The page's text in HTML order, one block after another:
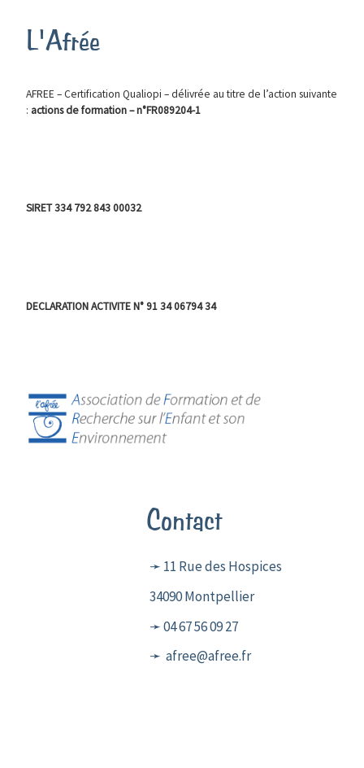
L'Afrée
AFREE – Certification Qualiopi – délivrée au titre de l’action suivante
: actions de formation – n°FR089204-1
SIRET 334 792 843 00032
DECLARATION ACTIVITE N° 91 34 06794 34
Contact
➛ 11 Rue des Hospices
34090 Montpellier
➛ 04 67 56 09 27
➛ afree@afree.fr